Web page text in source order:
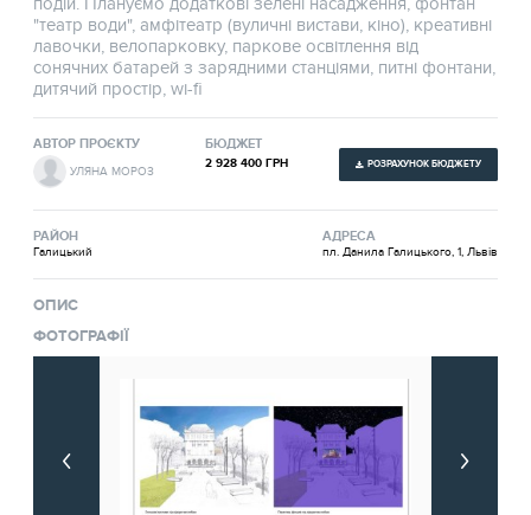
"театр води", амфітеатр (вуличні вистави, кіно), креативні
лавочки, велопарковку, паркове освітлення від
сонячних батарей з зарядними станціями, питні фонтани,
дитячий простір, wi-fi
АВТОР ПРОЄКТУ
УЛЯНА МОРОЗ
БЮДЖЕТ
2 928 400 ГРН РОЗРАХУНОК БЮДЖЕТУ
РАЙОН
Галицький
АДРЕСА
пл. Данила Галицького, 1, Львів
ОПИС
ФОТОГРАФІЇ